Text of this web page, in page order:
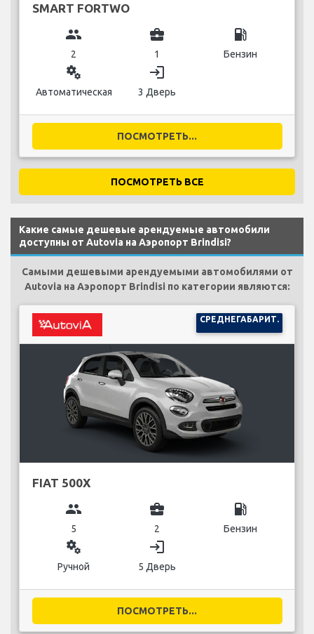
SMART FORTWO
group
2
business_center
1
local_gas_station
Бензин
miscellaneous_services
Автоматическая
login
3 Дверь
ПОСМОТРЕТЬ...
ПОСМОТРЕТЬ ВСЕ
Какие самые дешевые арендуемые автомобили
доступны от Autovia на Аэропорт Brindisi?
Самыми дешевыми арендуемыми автомобилями от
Autovia на Аэропорт Brindisi по категории являются:
СРЕДНЕГАБАРИТ.
FIAT 500X
group
5
business_center
2
local_gas_station
Бензин
miscellaneous_services
Ручной
login
5 Дверь
ПОСМОТРЕТЬ...